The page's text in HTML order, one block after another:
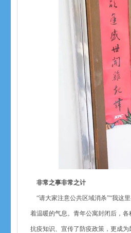
非常之事非常之计
“请大家注意公共区域消杀”“我这
着温暖的气息。青年公寓封闭后，
抗疫知识、宣传了防疫政策，更成